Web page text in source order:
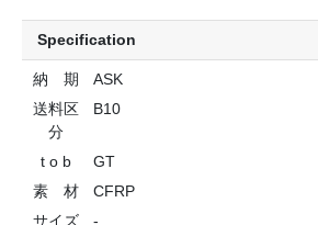
Specification
納 期
ASK
送料区
分
B10
t o b
GT
素 材
CFRP
サイズ
-